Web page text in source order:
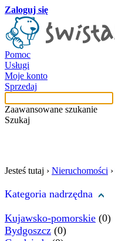
Zaloguj się
Pomoc
Usługi
Moje konto
Sprzedaj
Zaawansowane szukanie
Szukaj
Jesteś tutaj › Nieruchomości ›
Kategoria nadrzędna
Kujawsko-pomorskie (0)
Bydgoszcz (0)